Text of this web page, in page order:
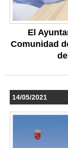
El
Comunidad
14/05/2021